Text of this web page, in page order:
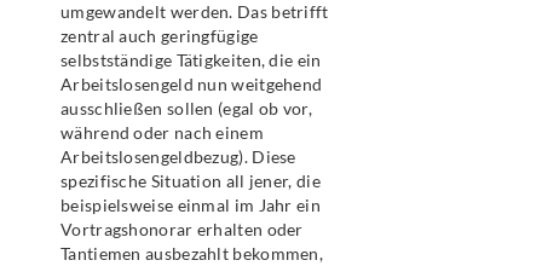
umgewandelt werden. Das betrifft
zentral auch geringfügige
selbstständige Tätigkeiten, die ein
Arbeitslosengeld nun weitgehend
ausschließen sollen (egal ob vor,
während oder nach einem
Arbeitslosengeldbezug). Diese
spezifische Situation all jener, die
beispielsweise einmal im Jahr ein
Vortragshonorar erhalten oder
Tantiemen ausbezahlt bekommen,